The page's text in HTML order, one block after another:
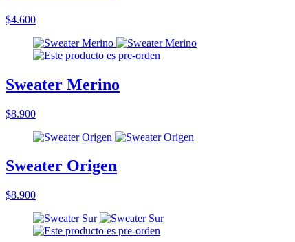
$4.600
Sweater Merino
$8.900
Sweater Origen
$8.900